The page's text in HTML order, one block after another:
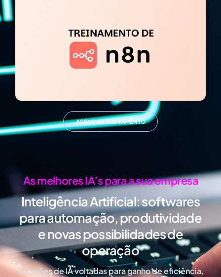
AGENDAR TREINAMENTO
As melhores IA’s para a sua empresa
Inteligência Artificial:softwares
para automação, produtividade
e novas possibilidades de
operação
Soluções de IA voltadas para ganho de eficiência,